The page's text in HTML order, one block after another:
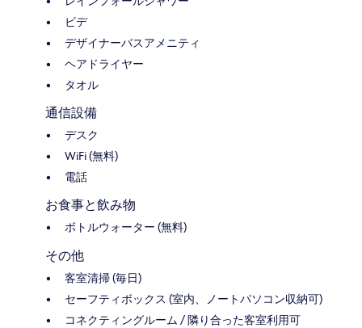
ビデ
デザイナーバスアメニティ
ヘアドライヤー
タオル
通信設備
デスク
WiFi (無料)
電話
お食事と飲み物
ボトルウォーター (無料)
その他
客室清掃 (毎日)
セーフティボックス (室内、ノートパソコン収納可)
コネクティングルーム / 隣り合った客室利用可